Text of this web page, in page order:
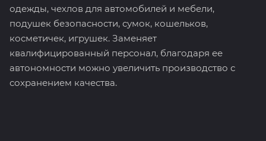
одежды, чехлов для автомобилей и мебели,
подушек безопасности, сумок, кошельков,
косметичек, игрушек. Заменяет
квалифицированный персонал, благодаря ее
автономности можно увеличить производство с
сохранением качества.